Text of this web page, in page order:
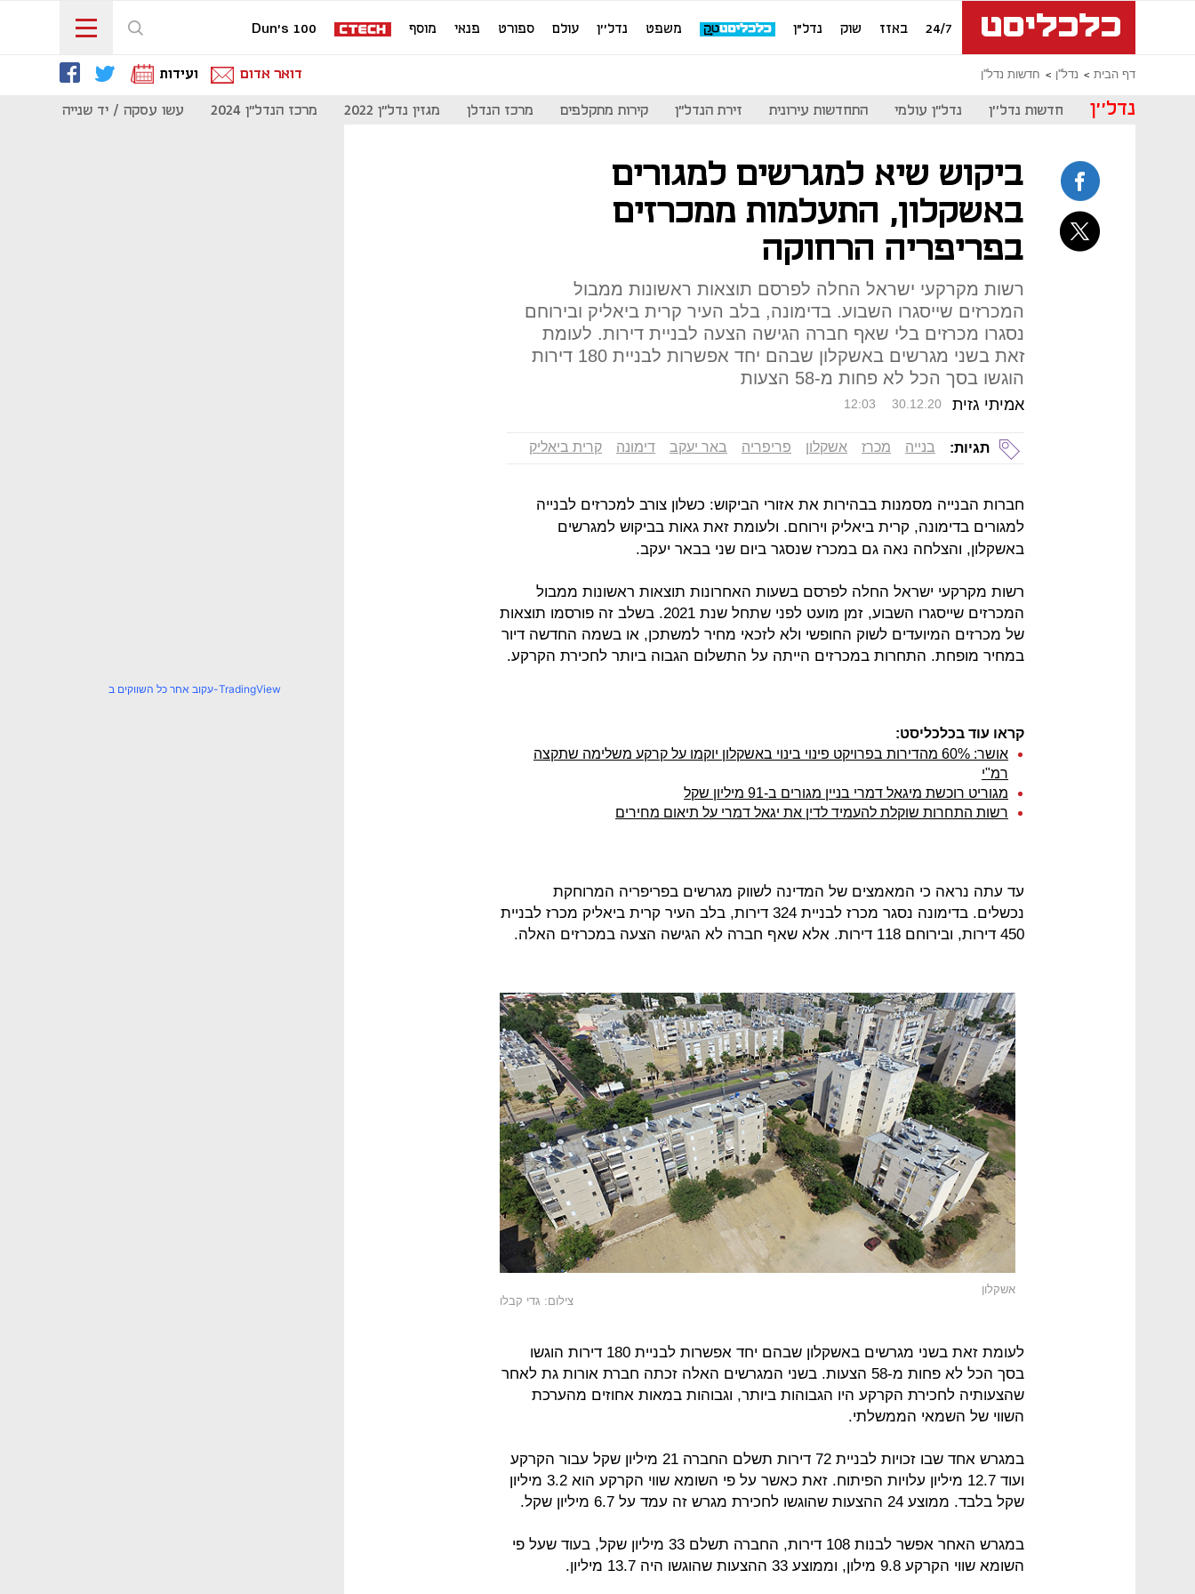
24/7 באזז שוק נדל"ן משפט נדל''ן עולם ספורט פנאי מוסף Dun's 100
דף הבית נדל''ן חדשות נדל''ן דואר אדום ועידות
נדל''ן חדשות נדל''ן נדל"ן עולמי התחדשות עירונית זירת הנדל"ן קירות מתקלפים מרכז הנדלן מגזין נדל"ן 2022 מרכז הנדל"ן 2024 עשו עסקה / יד שנייה
ביקוש שיא למגרשים למגורים
באשקלון, התעלמות ממכרזים
בפריפריה הרחוקה
רשות מקרקעי ישראל החלה לפרסם תוצאות ראשונות ממבול
המכרזים שייסגרו השבוע. בדימונה, בלב העיר קרית ביאליק ובירוחם
נסגרו מכרזים בלי שאף חברה הגישה הצעה לבניית דירות. לעומת
זאת בשני מגרשים באשקלון שבהם יחד אפשרות לבניית 180 דירות
הוגשו בסך הכל לא פחות מ-58 הצעות
אמיתי גזית 12:03 30.12.20
תגיות: בנייה מכרז אשקלון פריפריה באר יעקב דימונה קרית ביאליק
חברות הבנייה מסמנות בבהירות את אזורי הביקוש: כשלון צורב למכרזים לבנייה
למגורים בדימונה, קרית ביאליק וירוחם. ולעומת זאת גאות בביקוש למגרשים
באשקלון, והצלחה נאה גם במכרז שנסגר ביום שני בבאר יעקב.
רשות מקרקעי ישראל החלה לפרסם בשעות האחרונות תוצאות ראשונות ממבול
המכרזים שייסגרו השבוע, זמן מועט לפני שתחל שנת 2021. בשלב זה פורסמו תוצאות
של מכרזים המיועדים לשוק החופשי ולא לזכאי מחיר למשתכן, או בשמה החדשה דיור
במחיר מופחת. התחרות במכרזים הייתה על התשלום הגבוה ביותר לחכירת הקרקע.
קראו עוד בכלכליסט:
אושר: 60% מהדירות בפרויקט פינוי בינוי באשקלון יוקמו על קרקע משלימה שתקצה
רמ"י
מגוריט רוכשת מיגאל דמרי בניין מגורים ב-91 מיליון שקל
רשות התחרות שוקלת להעמיד לדין את יגאל דמרי על תיאום מחירים
עד עתה נראה כי המאמצים של המדינה לשווק מגרשים בפריפריה המרוחקת
נכשלים. בדימונה נסגר מכרז לבניית 324 דירות, בלב העיר קרית ביאליק מכרז לבניית
450 דירות, ובירוחם 118 דירות. אלא שאף חברה לא הגישה הצעה במכרזים האלה.
אשקלון
צילום: גדי קבלו
לעומת זאת בשני מגרשים באשקלון שבהם יחד אפשרות לבניית 180 דירות הוגשו
בסך הכל לא פחות מ-58 הצעות. בשני המגרשים האלה זכתה חברת אורות גת לאחר
שהצעותיה לחכירת הקרקע היו הגבוהות ביותר, וגבוהות במאות אחוזים מהערכת
השווי של השמאי הממשלתי.
במגרש אחד שבו זכויות לבניית 72 דירות תשלם החברה 21 מיליון שקל עבור הקרקע
ועוד 12.7 מיליון עלויות הפיתוח. זאת כאשר על פי השומא שווי הקרקע הוא 3.2 מיליון
שקל בלבד. ממוצע 24 ההצעות שהוגשו לחכירת מגרש זה עמד על 6.7 מיליון שקל.
במגרש האחר אפשר לבנות 108 דירות, החברה תשלם 33 מיליון שקל, בעוד שעל פי
השומא שווי הקרקע 9.8 מילון, וממוצע 33 ההצעות שהוגשו היה 13.7 מיליון.
עקוב אחר כל השווקים ב-TradingView